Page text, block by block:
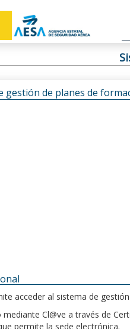
gestión de planes de
acceder al sistema de
mediante Cl@ve a través de
permite la sede electrónica.